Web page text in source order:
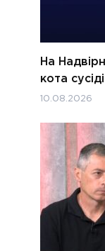
На
кота
10.08.2026